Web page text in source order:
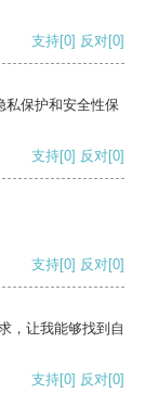
支持[0] 反对[0]
私保护和安全性保
支持[0] 反对[0]
支持[0] 反对[0]
，让我能够找到自
支持[0] 反对[0]